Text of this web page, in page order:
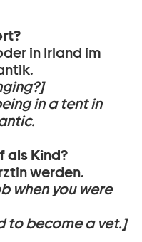
in Irland im
in a tent in
als Kind?
werden.
when you were
to become a vet.]